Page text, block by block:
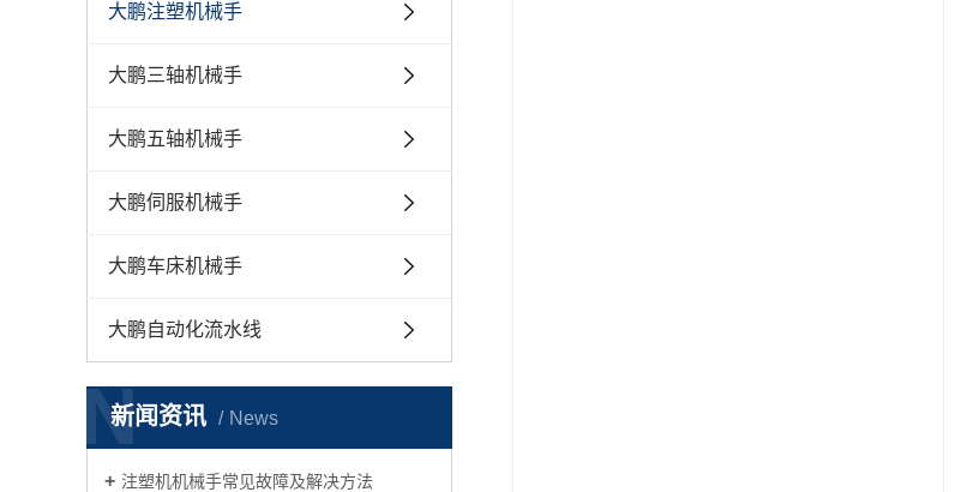
大鹏注塑机械手
大鹏三轴机械手
大鹏五轴机械手
大鹏伺服机械手
大鹏车床机械手
大鹏自动化流水线
新闻资讯 News
N
注塑机机械手常见故障及解决方法